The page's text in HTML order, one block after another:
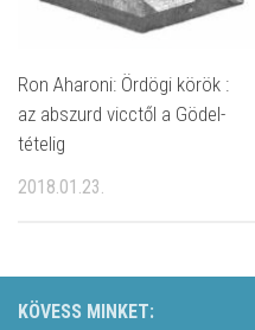
Ron Aharoni: Ördögi körök :
az abszurd vicctől a Gödel-
tételig
2018.01.23.
KÖVESS MINKET: